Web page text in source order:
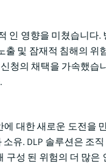
인 영향을 미쳤습니
및 잠재적 침해의
청의 채택을 가속했
대한 새로운 도전을
유. DLP 솔루션은
성 된 위험의 더 많